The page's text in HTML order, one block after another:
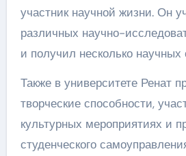
участник научной жизни. Он
различных научно-
и получил несколько научных
Также в университете Ренат
творческие способности,
культурных мероприятиях и
студенческого